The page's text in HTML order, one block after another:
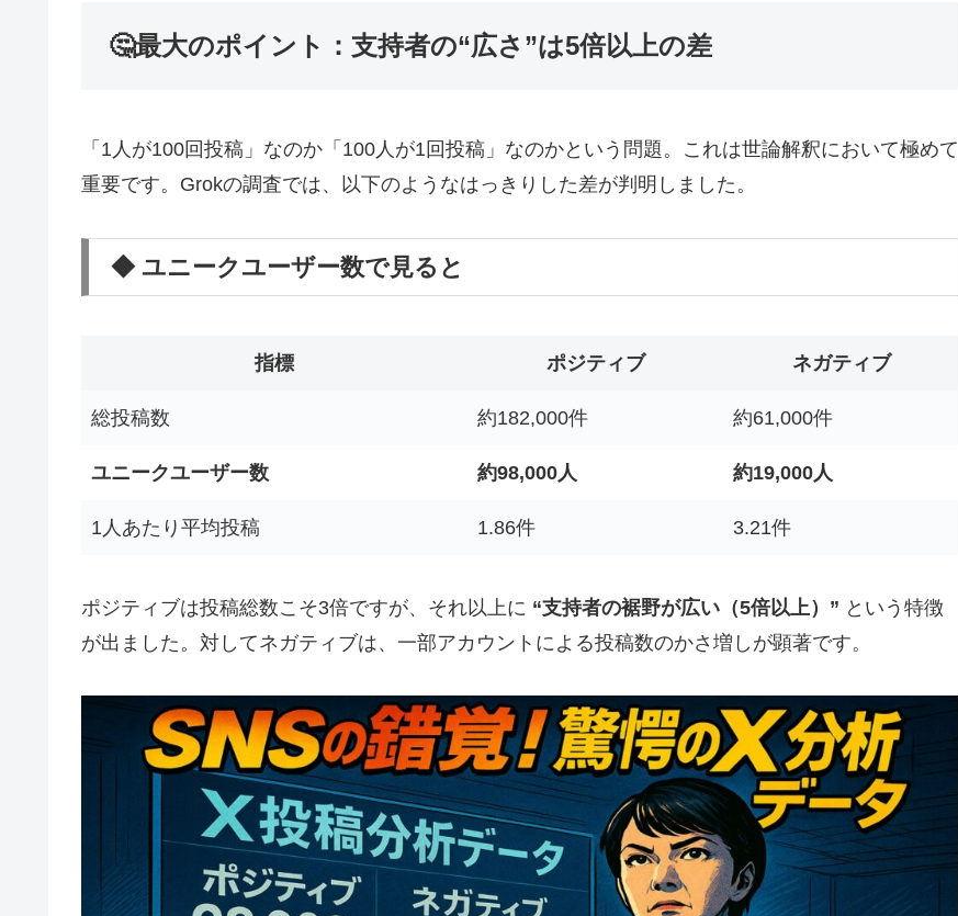
🤔最大のポイント：支持者の“広さ”は5倍以上の差
「1人が100回投稿」なのか「100人が1回投稿」なのかという問題。これは世論解釈において極めて
重要です。Grokの調査では、以下のようなはっきりした差が判明しました。
◆ ユニークユーザー数で見ると
指標 ポジティブ ネガティブ
総投稿数 約182,000件 約61,000件
ユニークユーザー数 約98,000人 約19,000人
1人あたり平均投稿 1.86件 3.21件
ポジティブは投稿総数こそ3倍ですが、それ以上に “支持者の裾野が広い（5倍以上）” という特徴
が出ました。対してネガティブは、一部アカウントによる投稿数のかさ増しが顕著です。